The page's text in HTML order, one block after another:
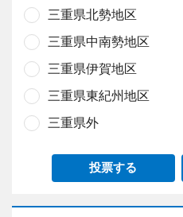
三重県北勢地区
三重県中南勢地区
三重県伊賀地区
三重県東紀州地区
三重県外
投票する